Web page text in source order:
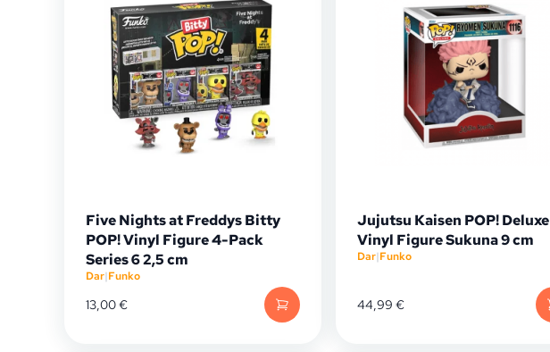
Five Nights at Freddys Bitty
POP! Vinyl Figure 4-Pack
Series 6 2,5 cm
Dar|Funko
13,00€
Jujutsu Kaisen POP! Deluxe
Vinyl Figure Sukuna 9 cm
Dar|Funko
44,99 €